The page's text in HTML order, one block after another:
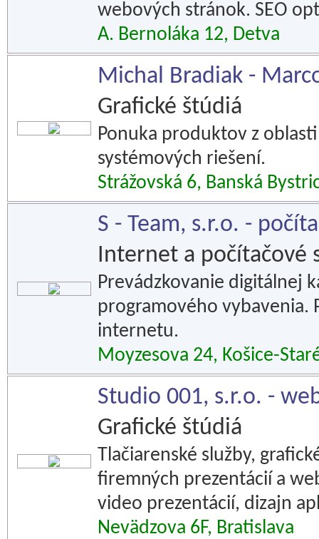
webových stránok. SEO
A. Bernoláka 12, Detva
Michal Bradiak -
Grafické štúdiá
Ponuka produktov z
systémových riešení.
Strážovská 6, Banská
S - Team, s.r.o. -
Internet a počítačové
Prevádzkovanie digitálnej
programového vybavenia.
internetu.
Moyzesova 24, Košice-
Studio 001, s.r.o. -
Grafické štúdiá
Tlačiarenské služby,
firemných prezentácií a
video prezentácií, dizajn
Nevädzova 6F, Bratislava